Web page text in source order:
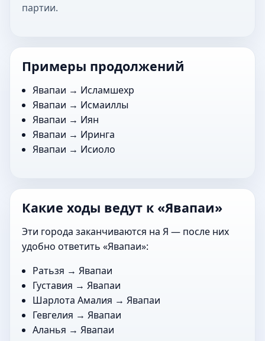
партии.
Примеры продолжений
Явапаи → Исламшехр
Явапаи → Исмаиллы
Явапаи → Иян
Явапаи → Иринга
Явапаи → Исиоло
Какие ходы ведут к «Явапаи»
Эти города заканчиваются на Я — после них
удобно ответить «Явапаи»:
Ратьзя → Явапаи
Густавия → Явапаи
Шарлота Амалия → Явапаи
Гевгелия → Явапаи
Аланья → Явапаи